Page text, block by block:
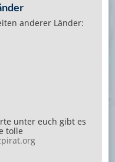
anderer Länder:
unter euch gibt es
tolle